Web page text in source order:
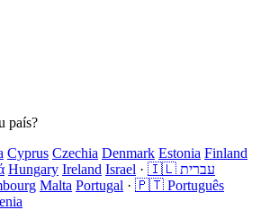
país?
Cyprus Czechia Denmark Estonia Finland
Hungary Ireland Israel ·
🇮🇱 עברית
Malta Portugal · 🇵🇹 Português